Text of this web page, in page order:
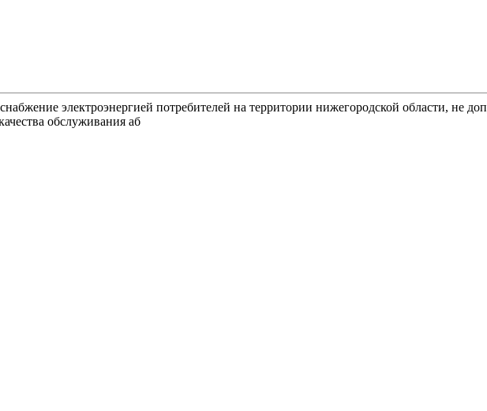
электроэнергией потребителей на территории нижегородской области, не
обслуживания аб